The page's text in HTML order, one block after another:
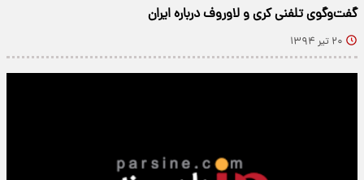
گفت‌وگوی تلفنی کری و لاوروف درباره ایران
۲۰ تیر ۱۳۹۴